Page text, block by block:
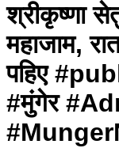
श्रीकृष्णा
महाजाम,
पहिए
#मुंगेर